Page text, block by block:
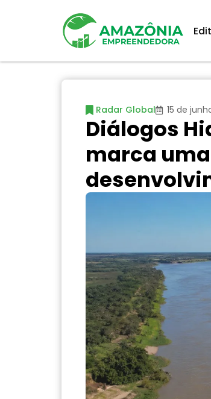
Radar Global 15 de
Diálogos
marca